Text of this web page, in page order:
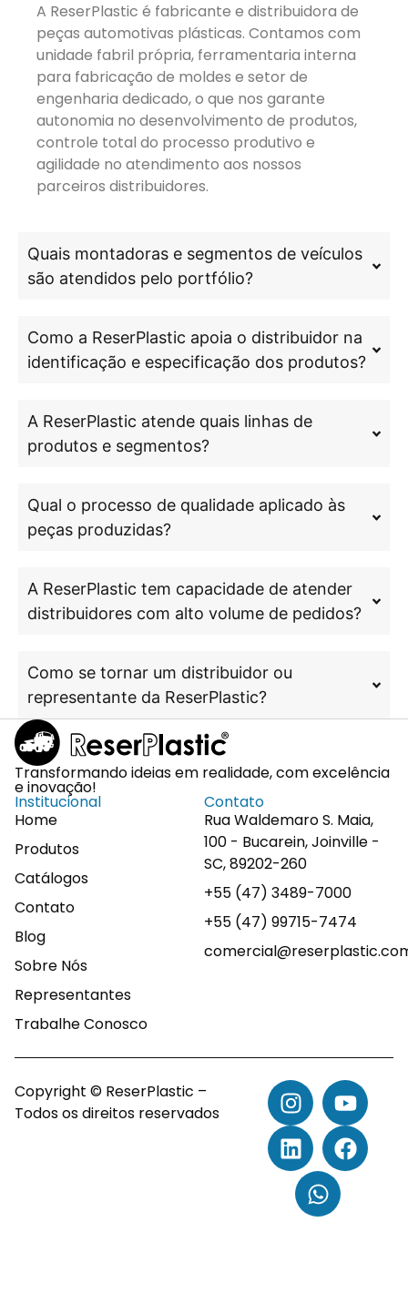
A ReserPlastic é fabricante e distribuidora de
peças automotivas plásticas. Contamos com
unidade fabril própria, ferramentaria interna
para fabricação de moldes e setor de
engenharia dedicado, o que nos garante
autonomia no desenvolvimento de produtos,
controle total do processo produtivo e
agilidade no atendimento aos nossos
parceiros distribuidores.
Quais montadoras e segmentos de veículos
são atendidos pelo portfólio?
Como a ReserPlastic apoia o distribuidor na
identificação e especificação dos produtos?
A ReserPlastic atende quais linhas de
produtos e segmentos?
Qual o processo de qualidade aplicado às
peças produzidas?
A ReserPlastic tem capacidade de atender
distribuidores com alto volume de pedidos?
Como se tornar um distribuidor ou
representante da ReserPlastic?
Transformando ideias em realidade, com excelência
e inovação!
Institucional
Home
Produtos
Catálogos
Contato
Blog
Sobre Nós
Representantes
Trabalhe Conosco
Contato
Rua Waldemaro S. Maia,
100 - Bucarein, Joinville -
SC, 89202-260
+55 (47) 3489-7000
+55 (47) 99715-7474
Copyright © ReserPlastic –
Todos os direitos reservados